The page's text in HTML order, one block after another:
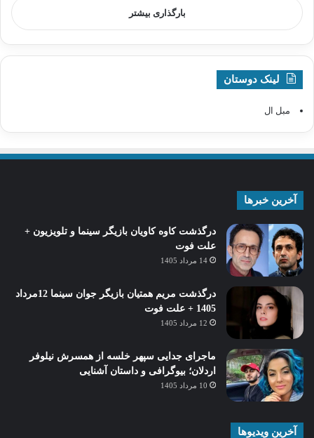
بارگذاری بیشتر
لینک دوستان
مبل ال
آخرین خبرها
درگذشت کاوه کاویان بازیگر سینما و تلویزیون +
علت فوت
14 مرداد 1405
درگذشت مریم همتیان بازیگر جوان سینما 12مرداد
1405 + علت فوت
12 مرداد 1405
ماجرای جدایی سپهر خلسه از همسرش نیلوفر
اردلان؛ بیوگرافی و داستان آشنایی
10 مرداد 1405
آخرین ویدیوها